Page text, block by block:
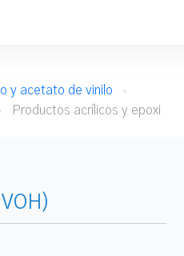
y acetato de vinilo
Productos acrílicos y epoxi